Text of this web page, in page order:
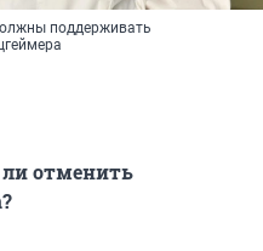
поддерживать
отменить